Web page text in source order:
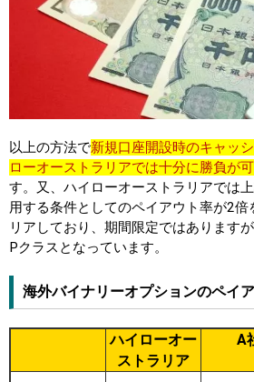
以上の方法で新規口座開設時のキャッ
ローオーストラリアでは十分に勝負が
す。又、ハイローオーストラリアでは
用する条件としてのペイアウト率が2倍
リアしており、期間限定ではあります
Pクラスとなっています。
海外バイナリーオプションのペイ
ハイローオー
ストラリア
A